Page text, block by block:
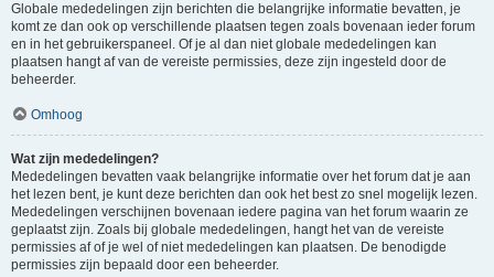
Globale mededelingen zijn berichten die belangrijke informatie bevatten, je
komt ze dan ook op verschillende plaatsen tegen zoals bovenaan ieder forum
en in het gebruikerspaneel. Of je al dan niet globale mededelingen kan
plaatsen hangt af van de vereiste permissies, deze zijn ingesteld door de
beheerder.
Omhoog
Wat zijn mededelingen?
Mededelingen bevatten vaak belangrijke informatie over het forum dat je aan
het lezen bent, je kunt deze berichten dan ook het best zo snel mogelijk lezen.
Mededelingen verschijnen bovenaan iedere pagina van het forum waarin ze
geplaatst zijn. Zoals bij globale mededelingen, hangt het van de vereiste
permissies af of je wel of niet mededelingen kan plaatsen. De benodigde
permissies zijn bepaald door een beheerder.